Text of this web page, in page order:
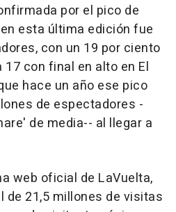
por el pico de
esta última edición fue
con un 19 por ciento
con final en alto en El
hace un año ese pico
de espectadores -
de media-- al llegar a
web oficial de LaVuelta,
de 21,5 millones de visitas